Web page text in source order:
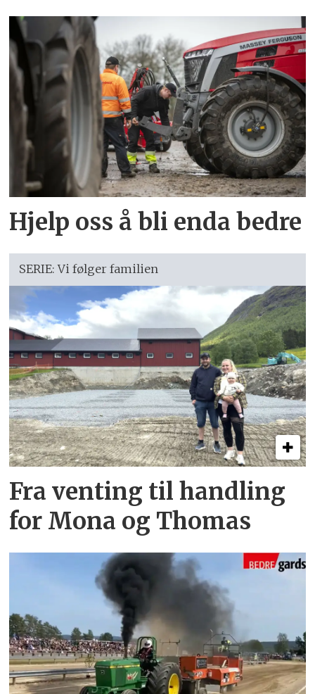
Hjelp oss å bli enda bedre
SERIE: Vi følger familien
Fra venting til handling
for Mona og Thomas